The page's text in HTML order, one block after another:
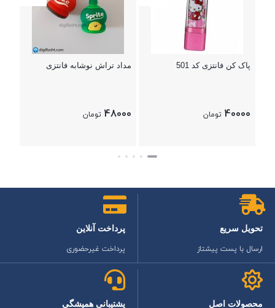
پاک کن فانتزی کد 501
40000 تومان
مداد تراش نوشابه فانتزی
48000 تومان
بستن
تحویل سریع
ارسال با پست پیشتاز
پرداخت آنلاین
پرداخت غیرحضوری
محصولات اصل پشتیبانی همیشگی